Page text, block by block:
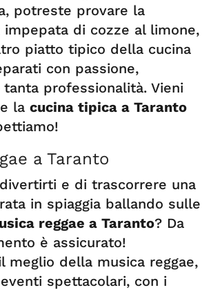
potreste provare la
impepata di cozze al limone,
piatto tipico della cucina
con passione,
professionalità. Vieni
la cucina tipica a Taranto
a Taranto
e di trascorrere una
in spiaggia ballando sulle
reggae a Taranto? Da
è assicurato!
meglio della musica reggae,
spettacolari, con i